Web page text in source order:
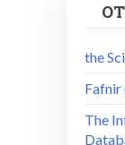
the
Fafnir
The